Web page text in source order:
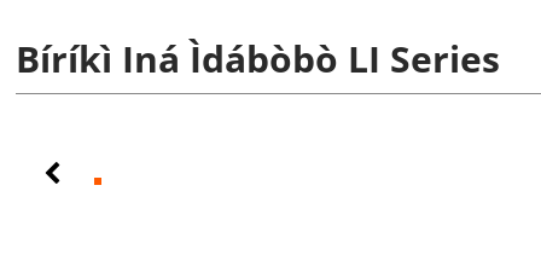
Bíríkì Iná Ìdábòbò LI Series